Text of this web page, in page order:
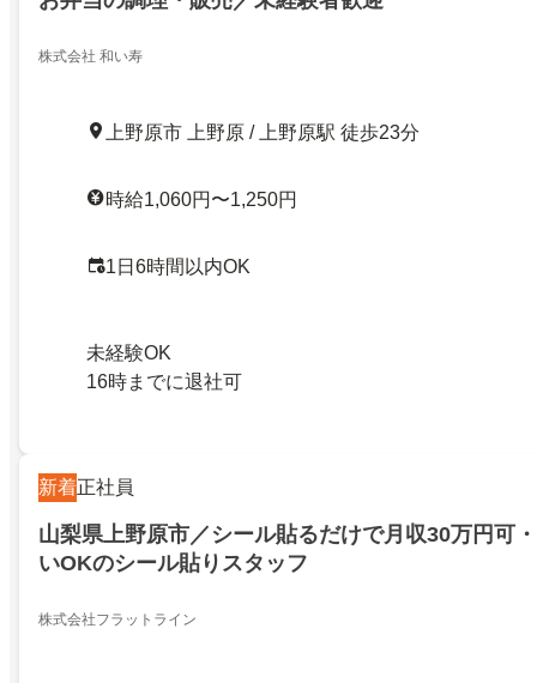
株式会社 和い寿
上野原市 上野原 / 上野原駅 徒歩23分
時給1,060円〜1,250円
1日6時間以内OK
未経験OK
16時までに退社可
新着正社員
山梨県上野原市／シール貼るだけで月収30万円可
いOKのシール貼りスタッフ
株式会社フラットライン